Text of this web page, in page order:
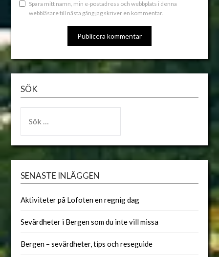
Spara mitt namn, min e-postadress och webbplats i denna
webbläsare till nästa gång jag skriver en kommentar.
ALTERNATIVE:
SÖK
SENASTE INLÄGGEN
Aktiviteter på Lofoten en regnig dag
Sevärdheter i Bergen som du inte vill missa
Bergen – sevärdheter, tips och reseguide